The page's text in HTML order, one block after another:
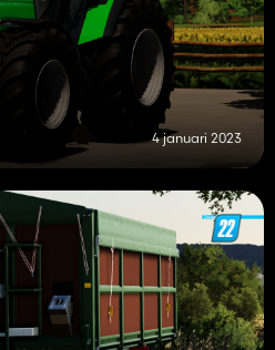
4 januari 2023